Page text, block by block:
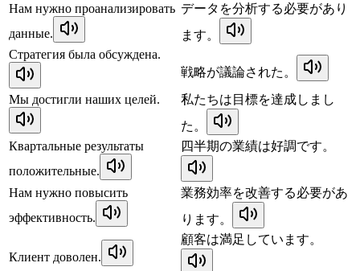
Нам нужно проанализировать
данные.
データを分析する必要があり
ます。
Стратегия была обсуждена.
戦略が議論された。
Мы достигли наших целей.
私たちは目標を達成しまし
た。
Квартальные результаты
положительные.
四半期の業績は好調です。
Нам нужно повысить
эффективность.
業務効率を改善する必要があ
ります。
Клиент доволен.
顧客は満足しています。